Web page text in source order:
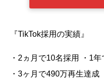
『TikTok採用の実績』
・2ヵ月で10名採用 ・1
・3ヶ月で490万再生達成